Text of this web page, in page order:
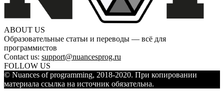
ABOUT US
Образовательные статьи и переводы — всё для
программистов
Contact us: support@nuancesprog.ru
FOLLOW US
© Nuances of programming, 2018-2020. При копировании
материала ссылка на источник обязательна.